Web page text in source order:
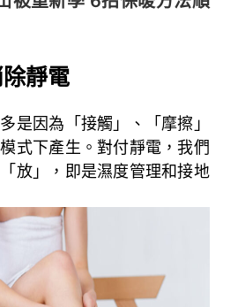
靜電
是因為「接觸」、「摩擦」
式下產生。對付靜電，我們
放」，即是濕度管理和接地